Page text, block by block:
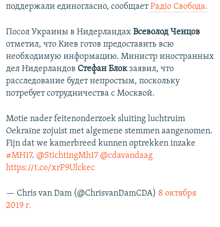
поддержали единогласно, сообщаетРадіо Свобода.
Посол Украины в Нидерландах Всеволод Ченцов
отметил, что Киев готов предоставить всю
необходимую информацию. Министр иностранных
дел Нидерландов Стефан Блокзаявил, что
расследование будет непростым, поскольку
потребует сотрудничества с Москвой.
Motie nader feitenonderzoek sluiting luchtruim
Oekraïne zojuist met algemene stemmen aangenomen.
Fijn dat we kamerbreed kunnen optrekken inzake
#MH17. @StichtingMh17 @cdavandaag
https://t.co/xrP9Ulckec
— Chris van Dam (@ChrisvanDamCDA) 8 октября
2019 г.